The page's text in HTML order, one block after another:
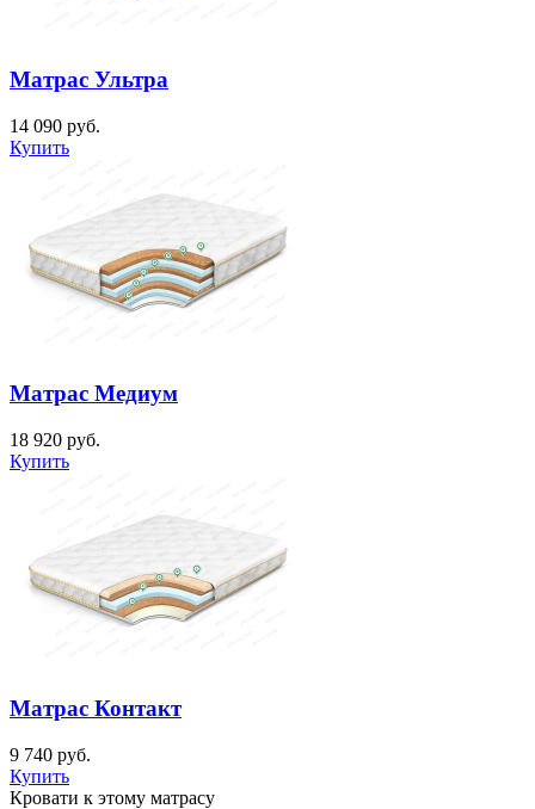
Матрас Ультра
14 090 руб.
Купить
Матрас Медиум
18 920 руб.
Купить
Матрас Контакт
9 740 руб.
Купить
Кровати к этому матрасу